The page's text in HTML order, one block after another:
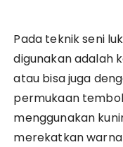
Pada teknik seni
digunakan adalah
atau bisa juga
permukaan
menggunakan
merekatkan warna